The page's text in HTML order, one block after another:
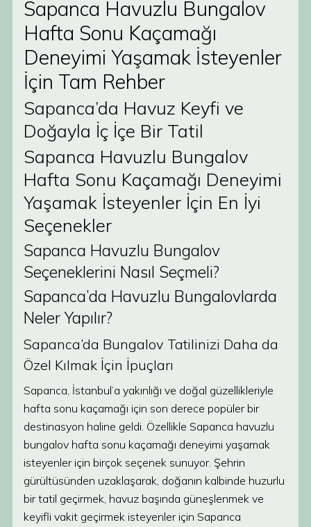
Sapanca Havuzlu Bungalov
Hafta Sonu Kaçamağı
Deneyimi Yaşamak İsteyenler
İçin Tam Rehber
Sapanca’da Havuz Keyfi ve
Doğayla İç İçe Bir Tatil
Sapanca Havuzlu Bungalov
Hafta Sonu Kaçamağı Deneyimi
Yaşamak İsteyenler İçin En İyi
Seçenekler
Sapanca Havuzlu Bungalov
Seçeneklerini Nasıl Seçmeli?
Sapanca’da Havuzlu Bungalovlarda
Neler Yapılır?
Sapanca’da Bungalov Tatilinizi Daha da
Özel Kılmak İçin İpuçları
Sapanca, İstanbul’a yakınlığı ve doğal güzellikleriyle
hafta sonu kaçamağı için son derece popüler bir
destinasyon haline geldi. Özellikle Sapanca havuzlu
bungalov hafta sonu kaçamağı deneyimi yaşamak
isteyenler için birçok seçenek sunuyor. Şehrin
gürültüsünden uzaklaşarak, doğanın kalbinde huzurlu
bir tatil geçirmek, havuz başında güneşlenmek ve
keyifli vakit geçirmek isteyenler için Sapanca